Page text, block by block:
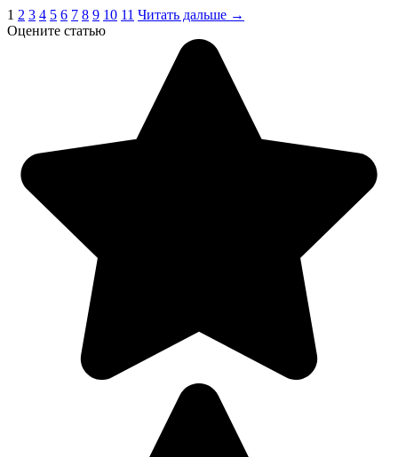
1 2 3 4 5 6 7 8 9 10 11 Читать дальше →
Оцените статью